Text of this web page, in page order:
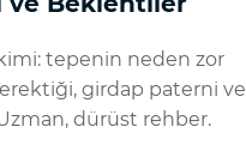
tepenin neden zor
girdap paterni ve
dürüst rehber.